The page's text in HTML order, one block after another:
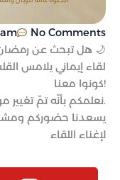
am
No Comments
هل تبحث عن رمضان مختلف؟ 🌙
لقاء إيماني يلامس
كونوا معنا!
نعلمكم بأنّه تمّ تغيير موعد اللقاء وتقديمه إلى الثلاثاء ٢٠٢٦/٠٢/١٠.
يسعدنا حضوركم
لإغناء اللقاء
Youtube